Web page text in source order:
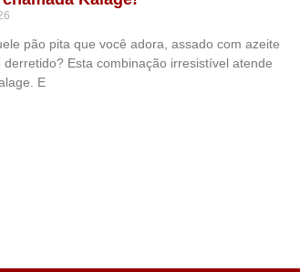
pão pita que você adora, assado com azeite
derretido? Esta combinação irresistível atende
E